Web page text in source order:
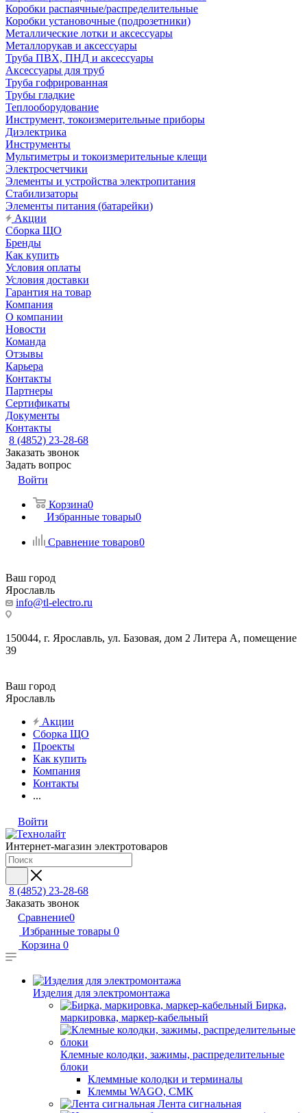
Коробки распаячные/распределительные
Коробки установочные (подрозетники)
Металлические лотки и аксессуары
Металлорукав и аксессуары
Труба ПВХ, ПНД и аксессуары
Аксессуары для труб
Труба гофрированная
Трубы гладкие
Теплооборудование
Инструмент, токоизмерительные приборы
Диэлектрика
Инструменты
Мультиметры и токоизмерительные клещи
Электросчетчики
Элементы и устройства электропитания
Стабилизаторы
Элементы питания (батарейки)
Акции
Сборка ЩО
Бренды
Как купить
Условия оплаты
Условия доставки
Гарантия на товар
Компания
О компании
Новости
Команда
Отзывы
Карьера
Контакты
Партнеры
Сертификаты
Документы
Контакты
8 (4852) 23-28-68
Заказать звонок
Задать вопрос
Войти
Корзина0
Избранные товары0
Сравнение товаров0
Ваш город
Ярославль
info@tl-electro.ru
150044, г. Ярославль, ул. Базовая, дом 2 Литера А, помещение
39
Ваш город
Ярославль
Акции
Сборка ЩО
Проекты
Как купить
Компания
Контакты
...
Войти
Интернет-магазин электротоваров
8 (4852) 23-28-68
Заказать звонок
Сравнение0
Избранные товары 0
Корзина 0
Изделия для электромонтажа
Бирка,
маркировка, маркер-кабельный
Клемные колодки, зажимы, распределительные
блоки
Клеммные колодки и терминалы
Клеммы WAGO, СМК
Лента сигнальная